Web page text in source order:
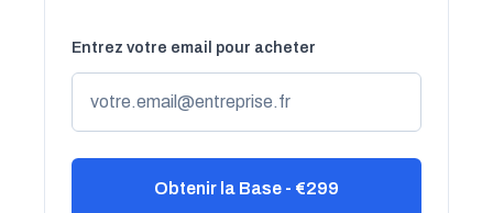
Entrez votre email pour acheter
Obtenir la Base - €299